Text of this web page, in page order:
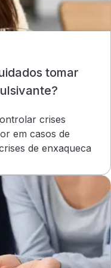
tomar
crises
em casos de
de enxaqueca